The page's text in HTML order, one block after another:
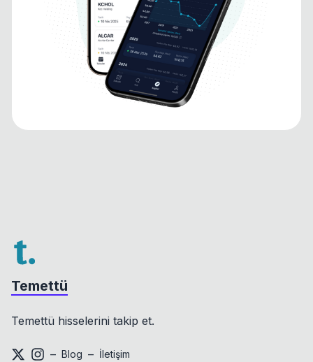
Temettü
Temettü hisselerini takip et.
– Blog – İletişim